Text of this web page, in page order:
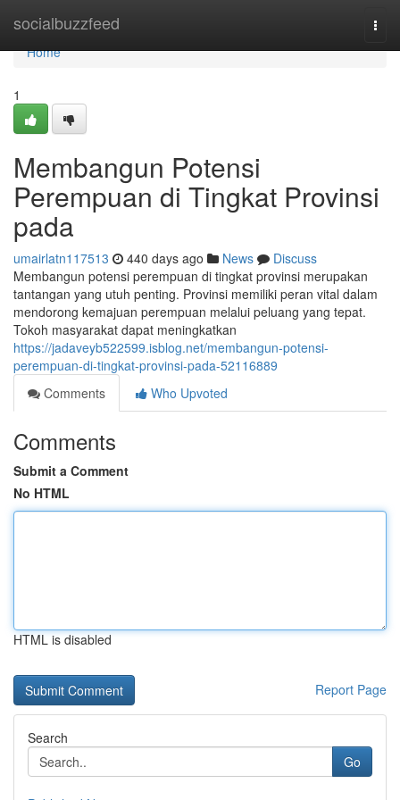
socialbuzzfeed
Home
Home
1
Membangun Potensi
Perempuan di Tingkat Provinsi
pada
umairlatn117513 440 days ago News
Discuss
Membangun potensi perempuan di tingkat provinsi merupakan
tantangan yang utuh penting. Provinsi memiliki peran vital dalam
mendorong kemajuan perempuan melalui peluang yang tepat.
Tokoh masyarakat dapat meningkatkan
https://jadaveyb522599.isblog.net/membangun-potensi-
perempuan-di-tingkat-provinsi-pada-52116889
Comments
Who Upvoted
Comments
Submit a Comment
No HTML
HTML is disabled
Report Page
Search
Go